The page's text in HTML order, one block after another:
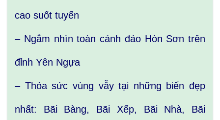
cao suốt tuyến
– Ngắm nhìn toàn cảnh đảo Hòn Sơn trên
đỉnh Yên Ngựa
– Thỏa sức vùng vẫy tại những biển đẹp
nhất: Bãi Bàng, Bãi Xếp, Bãi Nhà, Bãi